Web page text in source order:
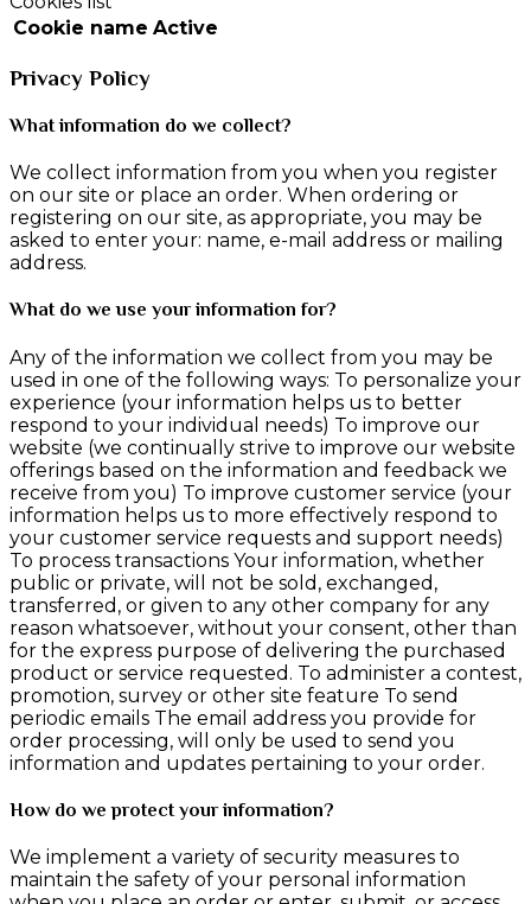
Cookie name Active
Privacy Policy
What information do we collect?
We collect information from you when you register
on our site or place an order. When ordering or
registering on our site, as appropriate, you may be
asked to enter your: name, e-mail address or mailing
address.
What do we use your information for?
Any of the information we collect from you may be
used in one of the following ways: To personalize your
experience (your information helps us to better
respond to your individual needs) To improve our
website (we continually strive to improve our website
offerings based on the information and feedback we
receive from you) To improve customer service (your
information helps us to more effectively respond to
your customer service requests and support needs)
To process transactions Your information, whether
public or private, will not be sold, exchanged,
transferred, or given to any other company for any
reason whatsoever, without your consent, other than
for the express purpose of delivering the purchased
product or service requested. To administer a contest,
promotion, survey or other site feature To send
periodic emails The email address you provide for
order processing, will only be used to send you
information and updates pertaining to your order.
How do we protect your information?
We implement a variety of security measures to
maintain the safety of your personal information